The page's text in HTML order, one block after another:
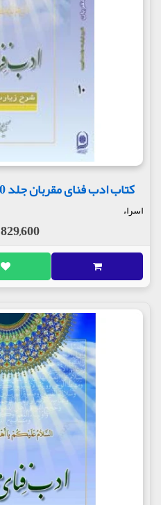
کتاب ادب فنای مقربان جلد 10 شرح زیارت جامعه کبیره
اسراء
829,600 تومان